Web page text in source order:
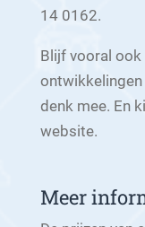
14 0162.
Blijf vooral
ontwikkelingen
denk mee. En
website.
Meer